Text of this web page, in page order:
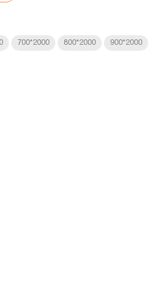
700*2000 800*2000 900*2000